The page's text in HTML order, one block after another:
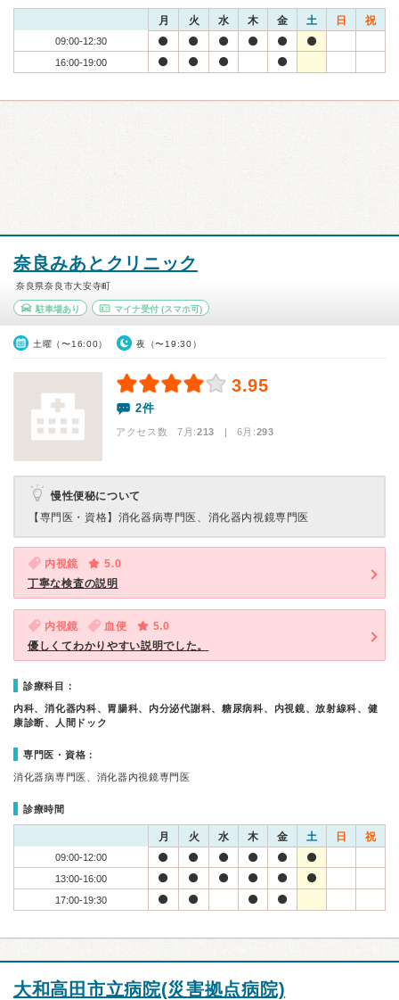
月 火 水 木 金 土 日 祝
09:00-12:30
16:00-19:00
奈良みあとクリニック
奈良県奈良市大安寺町
駐車場あり マイナ受付(スマホ可)
土曜（〜16:00） 夜（〜19:30）
3.95
2件
アクセス数 7月:213 | 6月:293
慢性便秘について
【専門医・資格】 消化器病専門医、消化器内視鏡専門医
内視鏡
5.0
丁寧な検査の説明
内視鏡 血便
5.0
優しくてわかりやすい説明でした。
診療科目：
内科、消化器内科、胃腸科、内分泌代謝科、糖尿病科、内視鏡、放射線科、健
康診断、人間ドック
専門医・資格：
消化器病専門医、消化器内視鏡専門医
診療時間
月 火 水 木 金 土 日 祝
09:00-12:00
13:00-16:00
17:00-19:30
大和高田市立病院(災害拠点病院)